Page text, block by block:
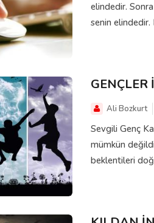
elindedir.
senin elindedir.
GENÇLER
Ali Bozkurt
Sevgili Genç
mümkün
beklentileri